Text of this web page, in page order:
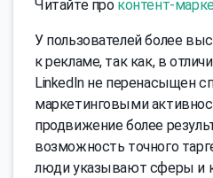
Читайте про контент-
У пользователей более
к рекламе, так как, в
LinkedIn не перенасыщен
маркетинговыми
продвижение более
возможность точного
люди указывают сферы и